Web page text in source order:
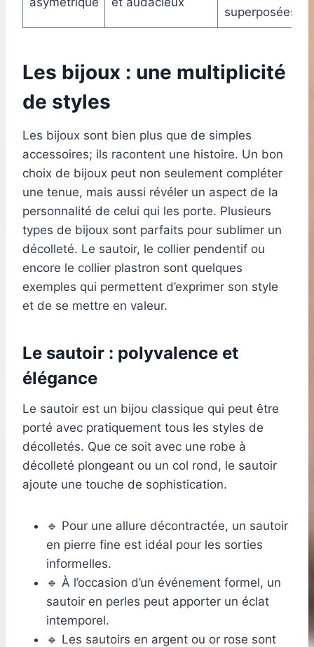
superposées
Les bijoux : une multiplicité
de styles
Les bijoux sont bien plus que de simples
accessoires; ils racontent une histoire. Un bon
choix de bijoux peut non seulement compléter
une tenue, mais aussi révéler un aspect de la
personnalité de celui qui les porte. Plusieurs
types de bijoux sont parfaits pour sublimer un
décolleté. Le sautoir, le collier pendentif ou
encore le collier plastron sont quelques
exemples qui permettent d’exprimer son style
et de se mettre en valeur.
Le sautoir : polyvalence et
élégance
Le sautoir est un bijou classique qui peut être
porté avec pratiquement tous les styles de
décolletés. Que ce soit avec une robe à
décolleté plongeant ou un col rond, le sautoir
ajoute une touche de sophistication.
🔹 Pour une allure décontractée, un sautoir
en pierre fine est idéal pour les sorties
informelles.
🔹 À l’occasion d’un événement formel, un
sautoir en perles peut apporter un éclat
intemporel.
🔹 Les sautoirs en argent ou or rose sont